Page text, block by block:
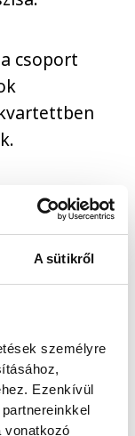
A sütikről
személyre
Ezenkívül
vonatkozó
csoport
kerülő